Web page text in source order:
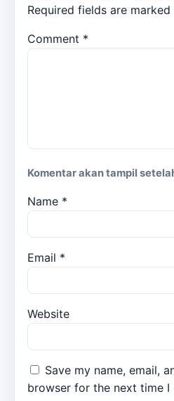
Required fields are marked
Comment *
Komentar akan tampil
Name *
Email *
Website
Save my name, email,
browser for the next time I